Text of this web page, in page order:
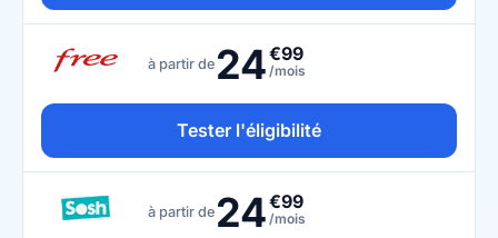
à partir de 24€99
/mois
Tester l'éligibilité
à partir de 24€99
/mois